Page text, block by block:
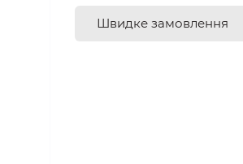
Швидке замовлення